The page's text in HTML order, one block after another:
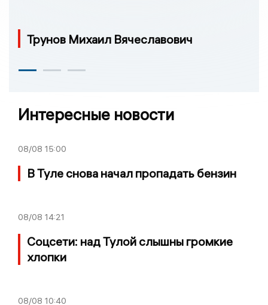
Трунов Михаил Вячеславович
Интересные новости
08/08 15:00
В Туле снова начал пропадать бензин
08/08 14:21
Соцсети: над Тулой слышны громкие
хлопки
08/08 10:40